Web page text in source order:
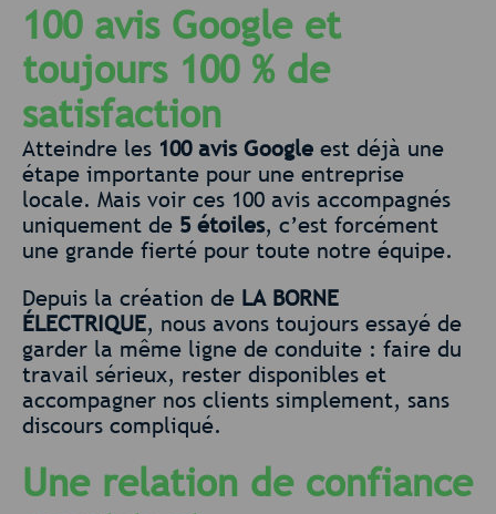
100 avis Google et
toujours 100 % de
satisfaction
Atteindre les 100 avis Google est déjà une
étape importante pour une entreprise
locale. Mais voir ces 100 avis accompagnés
uniquement de 5 étoiles, c’est forcément
une grande fierté pour toute notre équipe.
Depuis la création de LA BORNE
ÉLECTRIQUE, nous avons toujours essayé de
garder la même ligne de conduite : faire du
travail sérieux, rester disponibles et
accompagner nos clients simplement, sans
discours compliqué.
Une relation de confiance